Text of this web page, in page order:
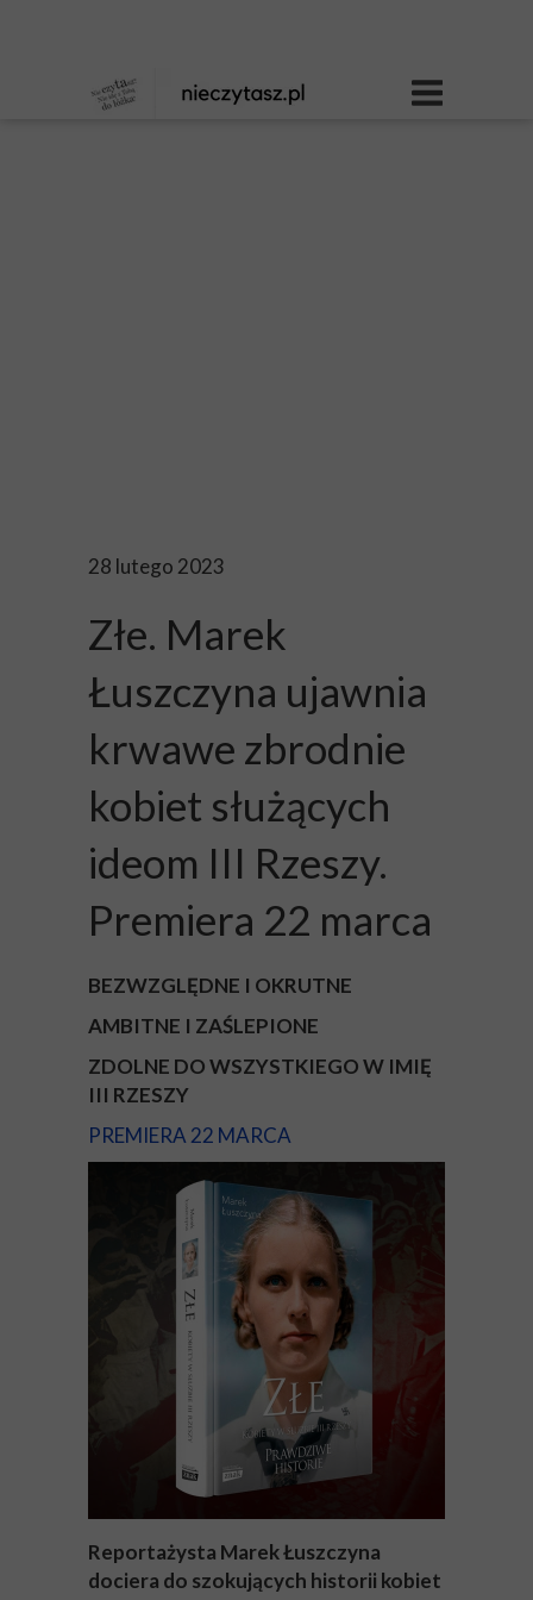
28 lutego 2023
Złe. Marek
Łuszczyna ujawnia
krwawe zbrodnie
kobiet służących
ideom III Rzeszy.
Premiera 22 marca
BEZWZGLĘDNE I OKRUTNE
AMBITNE I ZAŚLEPIONE
ZDOLNE DO WSZYSTKIEGO W IMIĘ
III RZESZY
PREMIERA 22 MARCA
Reportażysta Marek Łuszczyna
dociera do szokujących historii kobiet